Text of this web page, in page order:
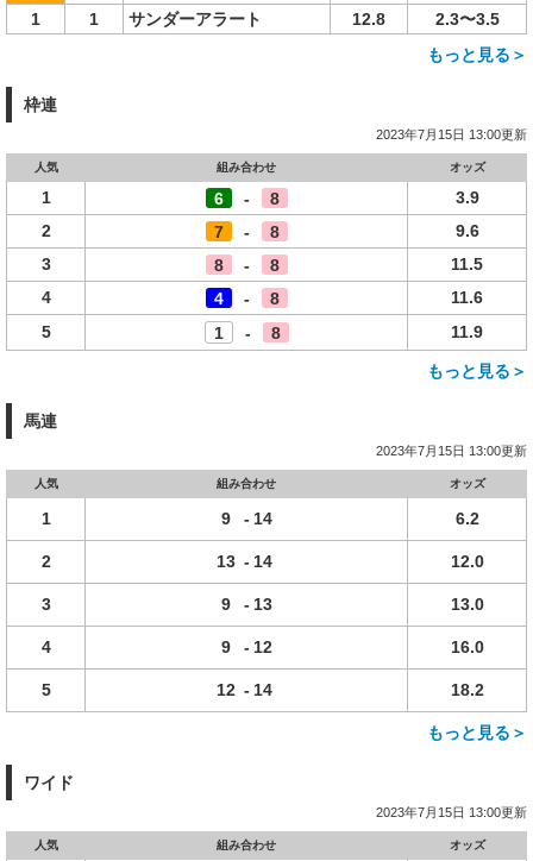
1
1 サンダーアラート 12.8
2.3〜3.5
もっと見る＞
枠連
2023年7月15日 13:00更新
人気 組み合わせ オッズ
1 6 - 8
3.9
2
7 - 8
9.6
3
8 - 8
11.5
4
4 - 8
11.6
5
1 - 8 11.9
もっと見る＞
馬連
2023年7月15日 13:00更新
人気 組み合わせ オッズ
1 9 - 14 6.2
2 13 - 14 12.0
3 9 - 13 13.0
4 9 - 12 16.0
5 12 - 14 18.2
もっと見る＞
ワイド
2023年7月15日 13:00更新
人気 組み合わせ オッズ